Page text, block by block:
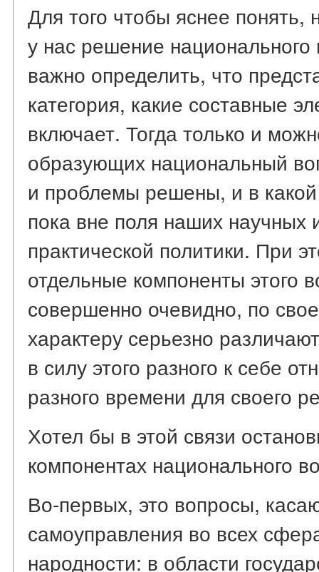
Для того чтобы яснее понять,
у нас решение
важно определить, что
категория, какие составные
включает. Тогда только и
образующих национальный
и проблемы решены, и в какой
пока вне поля наших научных
практической политики. При
отдельные компоненты этого
совершенно очевидно, по
характеру серьезно
в силу этого разного к себе
разного времени для своего
Хотел бы в этой связи
компонентах национального
Во-первых, это вопросы,
самоуправления во всех
народности: в области